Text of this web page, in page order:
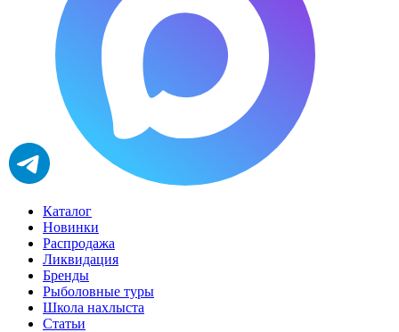
Каталог
Новинки
Распродажа
Ликвидация
Бренды
Рыболовные туры
Школа нахлыста
Статьи